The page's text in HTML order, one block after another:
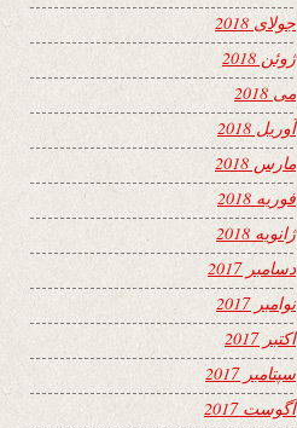
جولای 2018
ژوئن 2018
می 2018
آوریل 2018
مارس 2018
فوریه 2018
ژانویه 2018
دسامبر 2017
نوامبر 2017
اکتبر 2017
سپتامبر 2017
آگوست 2017